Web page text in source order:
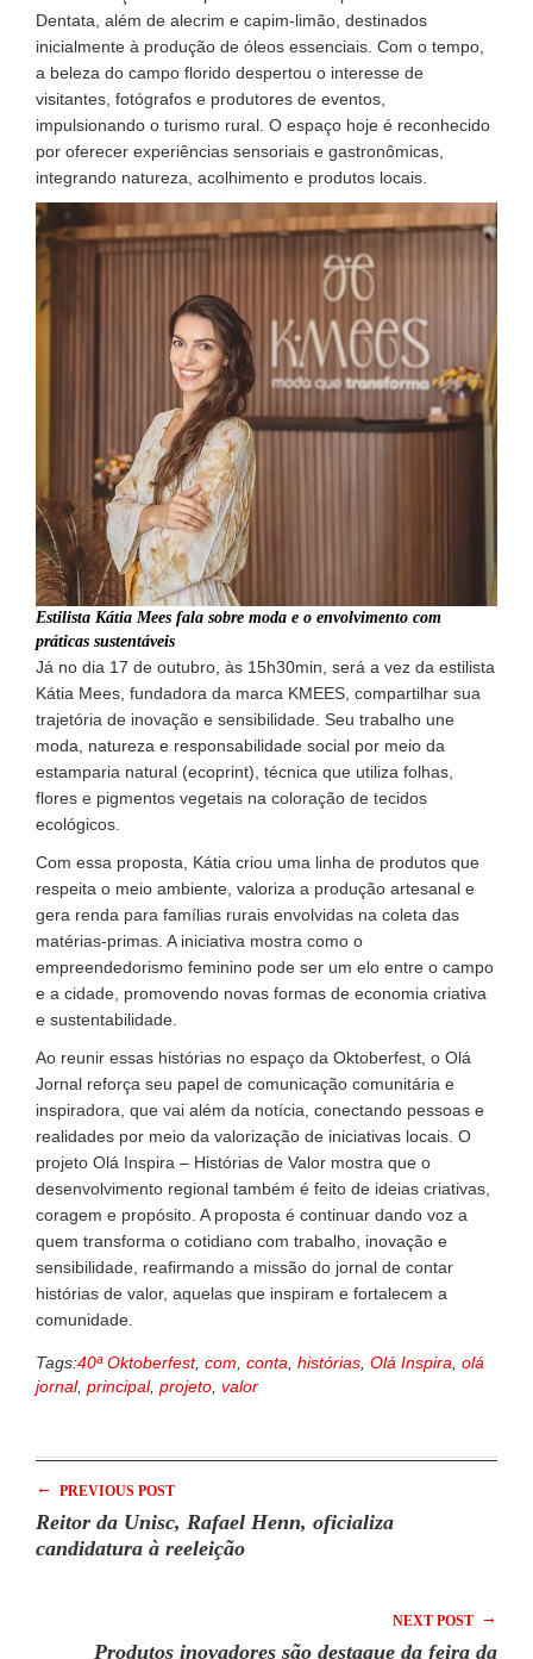
Dentata, além de alecrim e capim-limão, destinados
inicialmente à produção de óleos essenciais. Com o tempo,
a beleza do campo florido despertou o interesse de
visitantes, fotógrafos e produtores de eventos,
impulsionando o turismo rural. O espaço hoje é reconhecido
por oferecer experiências sensoriais e gastronômicas,
integrando natureza, acolhimento e produtos locais.
Estilista Kátia Mees fala sobre moda e o envolvimento com
práticas sustentáveis
Já no dia 17 de outubro, às 15h30min, será a vez da estilista
Kátia Mees, fundadora da marca KMEES, compartilhar sua
trajetória de inovação e sensibilidade. Seu trabalho une
moda, natureza e responsabilidade social por meio da
estamparia natural (ecoprint), técnica que utiliza folhas,
flores e pigmentos vegetais na coloração de tecidos
ecológicos.
Com essa proposta, Kátia criou uma linha de produtos que
respeita o meio ambiente, valoriza a produção artesanal e
gera renda para famílias rurais envolvidas na coleta das
matérias-primas. A iniciativa mostra como o
empreendedorismo feminino pode ser um elo entre o campo
e a cidade, promovendo novas formas de economia criativa
e sustentabilidade.
Ao reunir essas histórias no espaço da Oktoberfest, o Olá
Jornal reforça seu papel de comunicação comunitária e
inspiradora, que vai além da notícia, conectando pessoas e
realidades por meio da valorização de iniciativas locais. O
projeto Olá Inspira – Histórias de Valor mostra que o
desenvolvimento regional também é feito de ideias criativas,
coragem e propósito. A proposta é continuar dando voz a
quem transforma o cotidiano com trabalho, inovação e
sensibilidade, reafirmando a missão do jornal de contar
histórias de valor, aquelas que inspiram e fortalecem a
comunidade.
Tags:40ª Oktoberfest, com, conta, histórias, Olá Inspira, olá
jornal, principal, projeto, valor
← PREVIOUS POST
Reitor da Unisc, Rafael Henn, oficializa
candidatura à reeleição
NEXT POST →
Produtos inovadores são destaque da feira da